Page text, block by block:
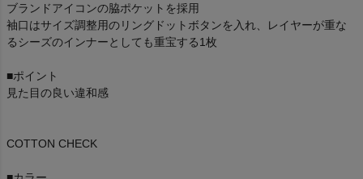
ブランドアイコンの脇ポケットを採用
袖口はサイズ調整用のリングドットボタンを入れ、レイヤーが重な
るシーズのインナーとしても重宝する1枚
■ポイント
見た目の良い違和感
COTTON CHECK